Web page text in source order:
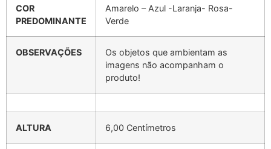
COR
PREDOMINANTE
Amarelo – Azul -Laranja- Rosa-
Verde
OBSERVAÇÕES
Os objetos que ambientam as
imagens não acompanham o
produto!
ALTURA 6,00 Centímetros